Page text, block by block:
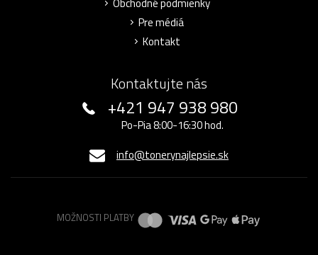
Obchodné podmienky
Pre médiá
Kontakt
Kontaktujte nás
+421 947 938 980
Po-Pia 8:00-16:30 hod.
info@tonerynajlepsie.sk
MOŽNOSTI PLATBY